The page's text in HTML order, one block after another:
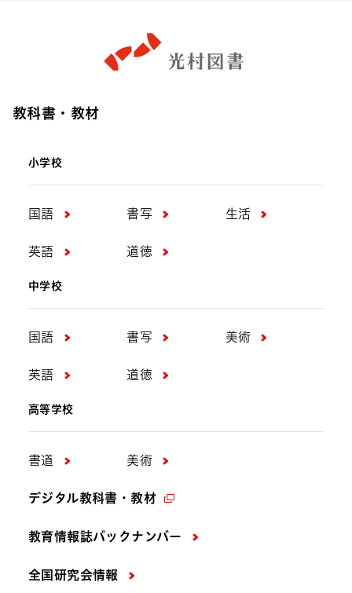
教科書・教材
小学校
国語 書写 生活
英語 道徳
中学校
国語 書写 美術
英語 道徳
高等学校
書道 美術
デジタル教科書・教材
教育情報誌バックナンバー
全国研究会情報